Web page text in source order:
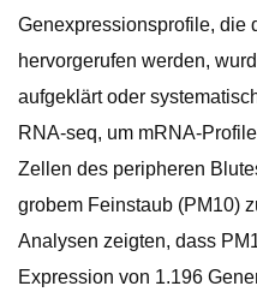
Genexpressionsprofile, die
hervorgerufen werden,
aufgeklärt oder
RNA-seq, um mRNA-
Zellen des peripheren
grobem Feinstaub (PM10)
Analysen zeigten, dass
Expression von 1.196